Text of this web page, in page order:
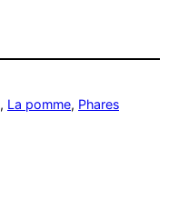
, La pomme, Phares